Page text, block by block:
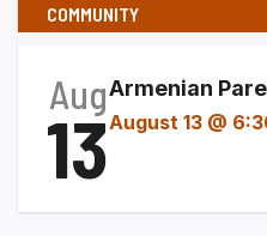
COMMUNITY
Aug
13
Armenian
August 13 @